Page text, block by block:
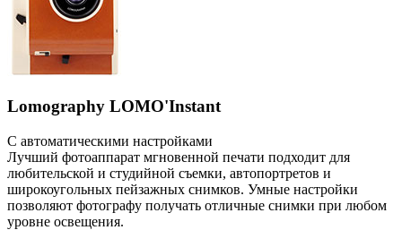
Lomography LOMO'Instant
С автоматическими настройками
Лучший фотоаппарат мгновенной печати подходит для
любительской и студийной съемки, автопортретов и
широкоугольных пейзажных снимков. Умные настройки
позволяют фотографу получать отличные снимки при любом
уровне освещения.